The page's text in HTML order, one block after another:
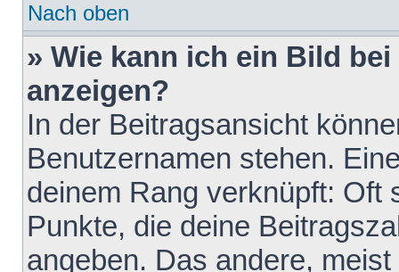
Nach oben
» Wie kann ich ein Bild
anzeigen?
In der Beitragsansicht
Benutzernamen stehen.
deinem Rang verknüpft: Oft
Punkte, die deine
angeben. Das andere,